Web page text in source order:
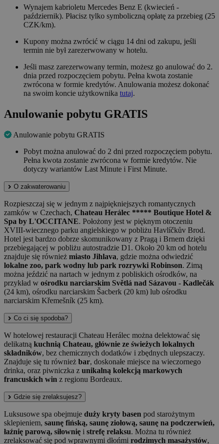
Wynajem kabrioletu Mercedes Benz E (kwiecień -
październik). Płacisz tylko symboliczną opłatę za przebieg (25
CZK/km).
Kupony można zwrócić w ciągu 14 dni od zakupu, jeśli
termin nie był zarezerwowany w hotelu.
Jeśli masz zarezerwowany termin, możesz go anulować do 2.
dnia przed rozpoczęciem pobytu. Pełna kwota zostanie
zwrócona w formie kredytów. Anulowania możesz dokonać
na swoim koncie użytkownika tutaj.
Anulowanie pobytu GRATIS
Anulowanie pobytu GRATIS
Pobyt można anulować do 2 dni przed rozpoczęciem pobytu.
Pełna kwota zostanie zwrócona w formie kredytów. Nie
dotyczy wariantów Last Minute i First Minute.
O zakwaterowaniu
Rozpieszczaj się w jednym z najpiękniejszych romantycznych
zamków w Czechach, Chateau Herálec ***** Boutique Hotel &
Spa by L'OCCITANE. Położony jest w pięknym otoczeniu
XVIII-wiecznego parku angielskiego w pobliżu Havlíčkův Brod.
Hotel jest bardzo dobrze skomunikowany z Pragą i Brnem dzięki
przebiegającej w pobliżu autostradzie D1. Około 20 km od hotelu
znajduje się również miasto Jihlava, gdzie można odwiedzić
lokalne zoo, park wodny lub park rozrywki Robinson. Zimą
można jeździć na nartach w jednym z pobliskich ośrodków, na
przykład w ośrodku narciarskim Světlá nad Sázavou - Kadlečák
(24 km), ośrodku narciarskim Šacberk (20 km) lub ośrodku
narciarskim Křemešník (25 km).
Co ci się spodoba?
W hotelowej restauracji Chateau Herálec można delektować się
delikatną kuchnią Chateau, głównie ze świeżych lokalnych
składników, bez chemicznych dodatków i zbędnych ulepszaczy.
Znajduje się tu również bar, doskonałe miejsce na wieczornego
drinka, oraz piwniczka z unikalną kolekcją markowych
francuskich win z regionu Bordeaux.
Gdzie się zrelaksujesz?
Luksusowe spa obejmuje duży kryty basen pod starożytnym
sklepieniem, saunę fińską, saunę ziołową, saunę na podczerwień,
łaźnię parową, siłownię i strefę relaksu. Można tu również
zrelaksować się pod wprawnymi dłońmi rodzimych masażystów,